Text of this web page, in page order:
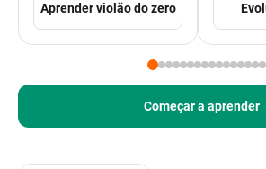
Aprender violão do zero
Começar a aprender